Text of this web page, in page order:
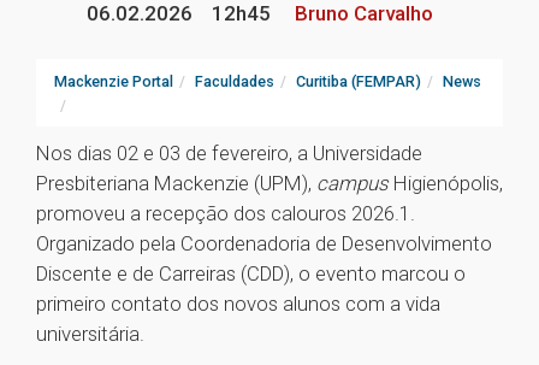
06.02.2026
12h45 Bruno Carvalho
Mackenzie Portal Faculdades Curitiba (FEMPAR) News
Nos dias 02 e 03 de fevereiro, a Universidade
Presbiteriana Mackenzie (UPM), campus Higienópolis,
promoveu a recepção dos calouros 2026.1.
Organizado pela Coordenadoria de Desenvolvimento
Discente e de Carreiras (CDD), o evento marcou o
primeiro contato dos novos alunos com a vida
universitária.